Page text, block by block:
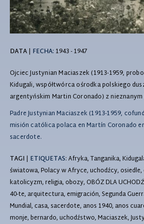
DATA| FECHA: 1943 - 1947
Ojciec Justynian Maciaszek (1913-1959,
Kidugali, współtwórca ośrodka polskiego
argentyńskim Martin Coronado) z nieznanym
Padre Justynian Maciaszek (1913-1959,
misión católica polaca en Martín Coronado
sacerdote.
TAGI | ETIQUETAS: Afryka, Tanganika,
światowa, Polacy w Afryce, uchodźcy, osiedle,
katolicyzm, religia, obozy, OBÓZ DLA
40-te, arquitectura, emigración, Segunda
Mundial, casa, sacerdote, anos 1940, anos
monje, bernardo, uchodźstwo, Maciaszek,